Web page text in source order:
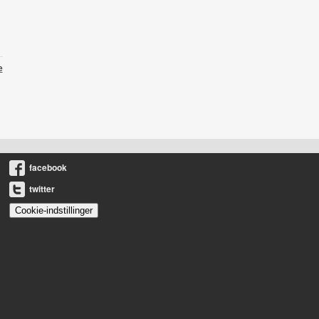
facebook
twitter
Cookie-indstillinger